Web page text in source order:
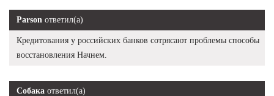
Parson ответил(а)
Кредитования у российских банков сотрясают проблемы способы
восстановления Начнем.
Собака ответил(а)